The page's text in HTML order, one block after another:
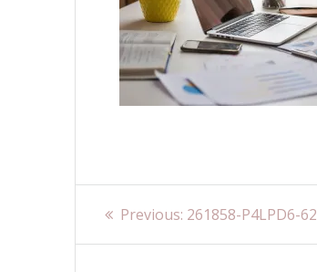
Navigare
în
Previous: Previous
261858-P4LPD6-62